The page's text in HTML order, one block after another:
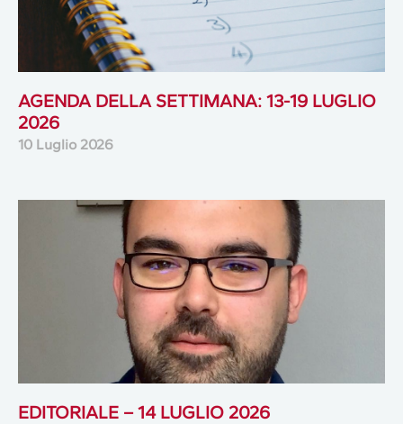
AGENDA DELLA SETTIMANA: 13-19 LUGLIO
2026
10 Luglio 2026
EDITORIALE – 14 LUGLIO 2026